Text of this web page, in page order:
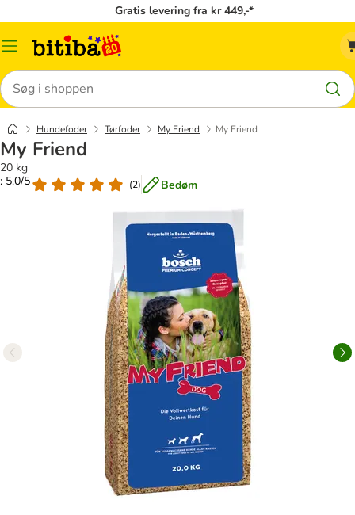
Gratis levering fra kr 449,-*
Menu
Søg
Hundefoder Tørfoder My Friend My Friend
My Friend
20 kg
: 5.0/5
(2) Bedøm